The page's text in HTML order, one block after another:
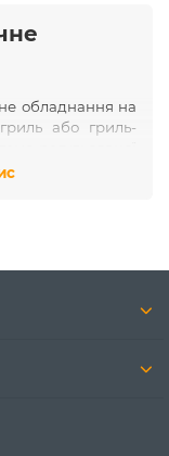
обладнання на
або гриль-
витрату